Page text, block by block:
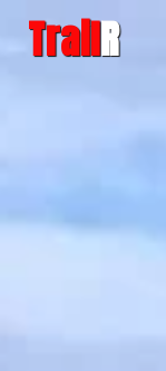
TrailR